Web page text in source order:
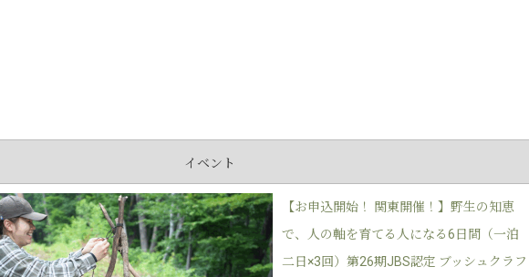
イベント
【お申込開始！ 関東開催！】野生の知恵
で、人の軸を育てる人になる6日間（一泊
二日×3回）第26期JBS認定 ブッシュクラフ